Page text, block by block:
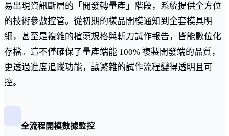
易出現資訊斷層的「開發轉量產」階段，系統提供全方位
的技術參數控管。從初期的樣品開模通知到全套模具明
細，甚至是複雜的楦頭規格與斬刀試作報告，皆能數位化
存檔。這不僅確保了量產端能 100% 複製開發端的品質，
更透過進度追蹤功能，讓繁雜的試作流程變得透明且可
控。
全流程開模數據監控